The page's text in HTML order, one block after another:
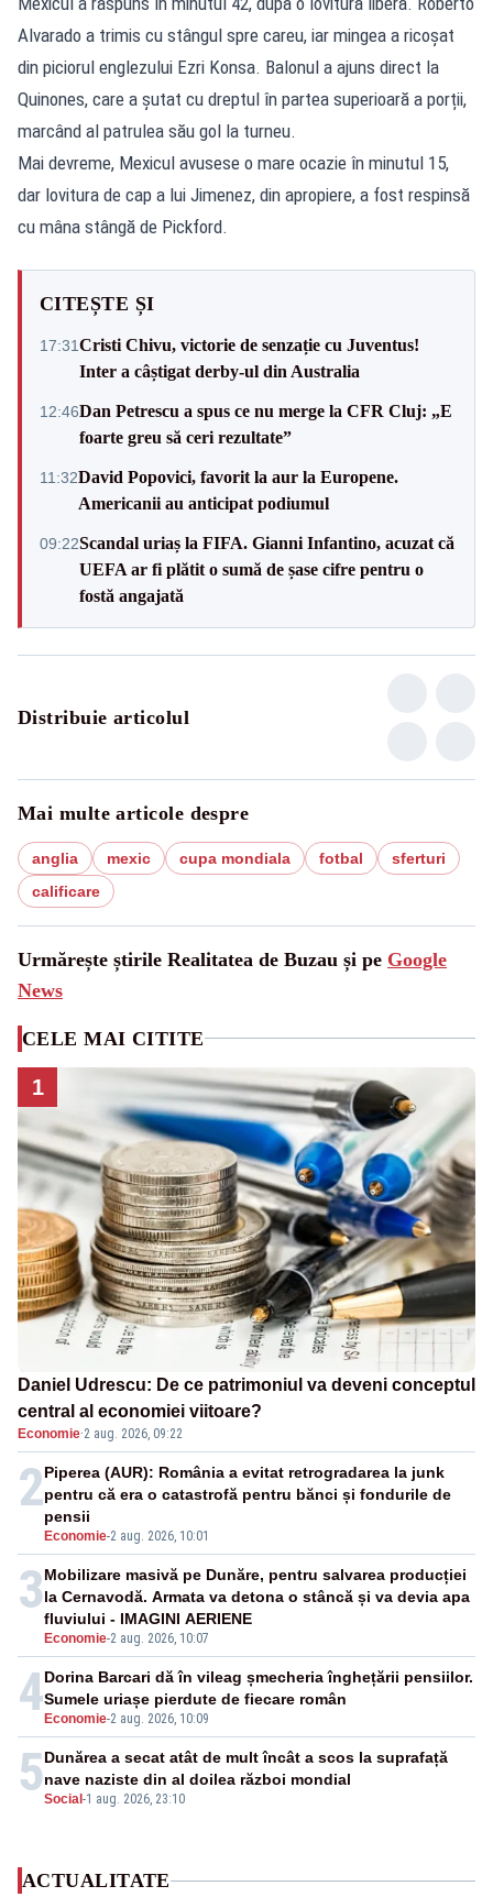
Alvarado a trimis cu stângul spre careu, iar mingea a ricoșat
din piciorul englezului Ezri Konsa. Balonul a ajuns direct la
Quinones, care a șutat cu dreptul în partea superioară a porții,
marcând al patrulea său gol la turneu.
Mai devreme, Mexicul avusese o mare ocazie în minutul 15,
dar lovitura de cap a lui Jimenez, din apropiere, a fost respinsă
cu mâna stângă de Pickford.
CITEȘTE ȘI
17:31Cristi Chivu, victorie de senzație cu Juventus!
Inter a câștigat derby-ul din Australia
12:46Dan Petrescu a spus ce nu merge la CFR Cluj: „E
foarte greu să ceri rezultate”
11:32David Popovici, favorit la aur la Europene.
Americanii au anticipat podiumul
09:22Scandal uriaș la FIFA. Gianni Infantino, acuzat că
UEFA ar fi plătit o sumă de șase cifre pentru o
fostă angajată
Distribuie articolul
Mai multe articole despre
anglia mexic cupa mondiala fotbal
sferturi
calificare
Urmărește știrile Realitatea de Buzau și pe Google
News
CELE MAI CITITE
1
Daniel Udrescu: De ce patrimoniul va deveni conceptul
central al economiei viitoare?
Economie·2 aug. 2026, 09:22
2
Economie-2 aug. 2026, 10:01
Piperea (AUR): România a evitat retrogradarea la junk
pentru că era o catastrofă pentru bănci și fondurile de
pensii
3
Economie-2 aug. 2026, 10:07
Mobilizare masivă pe Dunăre, pentru salvarea producției
la Cernavodă. Armata va detona o stâncă și va devia apa
fluviului - IMAGINI AERIENE
4 Economie-2 aug. 2026, 10:09
Dorina Barcari dă în vileag șmecheria înghețării pensiilor.
Sumele uriașe pierdute de fiecare român
5Social -1 aug. 2026, 23:10
Dunărea a secat atât de mult încât a scos la suprafață
nave naziste din al doilea război mondial
ACTUALITATE